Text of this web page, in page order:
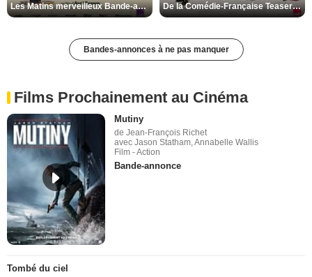
Les Matins merveilleux Bande-annonce VF De la Comédie-Française Teaser VF
Bandes-annonces à ne pas manquer
Films Prochainement au Cinéma
Mutiny
de Jean-François Richet
avec Jason Statham, Annabelle Wallis
Film - Action
Bande-annonce
Tombé du ciel